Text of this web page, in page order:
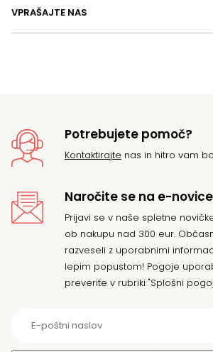
VPRAŠAJTE NAS
Potrebujete pomoč?
Kontaktirajte nas in hitro vam
Naročite se na e-novice
Prijavi se v naše spletne
ob nakupu nad 300 eur.
razveseli z uporabnimi
lepim popustom! Pogoje
preverite v rubriki "Splošni